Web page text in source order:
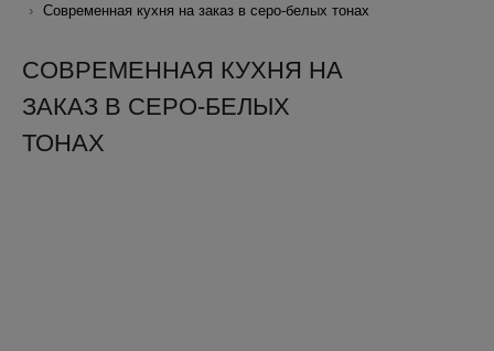
Современная кухня на заказ в cеро-белых тонах
СОВРЕМЕННАЯ КУХНЯ НА
ЗАКАЗ В CЕРО-БЕЛЫХ
ТОНАХ